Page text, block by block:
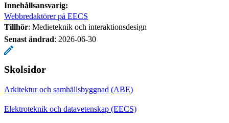
Innehållsansvarig:
Webbredaktörer på EECS
Tillhör: Medieteknik och interaktionsdesign
Senast ändrad: 2026-06-30
Skolsidor
Arkitektur och samhällsbyggnad (ABE)
Elektroteknik och datavetenskap (EECS)